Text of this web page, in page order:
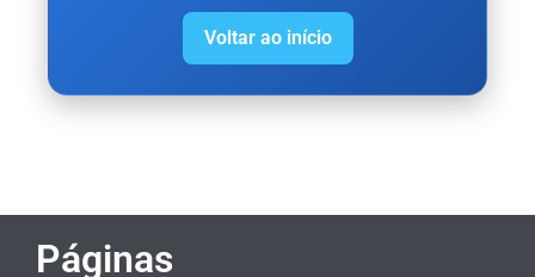
Voltar ao início
Páginas